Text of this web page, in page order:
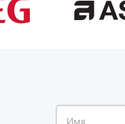
Имя